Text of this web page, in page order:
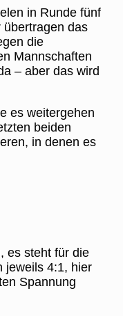
in Runde fünf
übertragen das
die
Mannschaften
– aber das wird
es weitergehen
beiden
in denen es
es steht für die
jeweils 4:1, hier
Spannung